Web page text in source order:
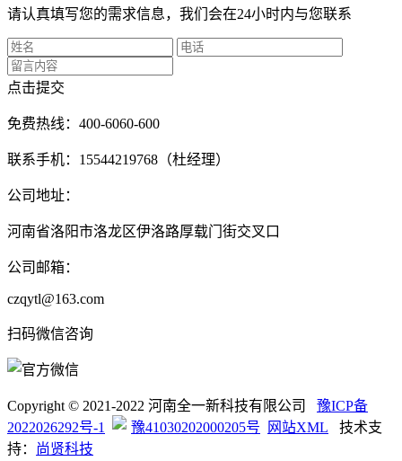
请认真填写您的需求信息，我们会在24小时内与您联系
点击提交
免费热线：400-6060-600
联系手机：15544219768（杜经理）
公司地址：
河南省洛阳市洛龙区伊洛路厚载门街交叉口
公司邮箱：
czqytl@163.com
扫码微信咨询
Copyright © 2021-2022 河南全一新科技有限公司 豫ICP备
2022026292号-1
豫41030202000205号 网站XML 技术支
持：
尚贤科技